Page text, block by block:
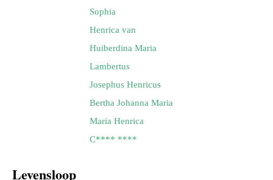
Sophia
Henrica van
Huiberdina Maria
Lambertus
Josephus Henricus
Bertha Johanna Maria
Maria Henrica
C**** ****
Levensloop